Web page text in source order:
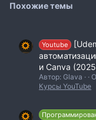
Похожие темы
Youtube
и Canva
Автор: Glava
Курсы YouTube